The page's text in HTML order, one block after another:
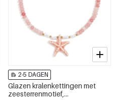
2-5 DAGEN
Glazen kralenkettingen met
zeesterrenmotief,